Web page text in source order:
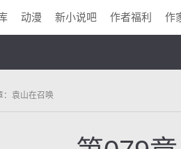
动漫 新小说吧 作者福利 作
：袁山在召唤